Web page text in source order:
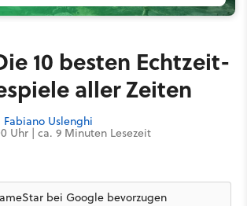
10 besten Echtzeit-
aller Zeiten
Fabiano Uslenghi
Uhr | ca. 9 Minuten Lesezeit
bei Google bevorzugen